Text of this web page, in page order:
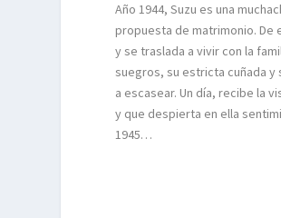
Año 1944, Suzu es una
propuesta de matrimonio. De
y se traslada a vivir con la
suegros, su estricta cuñada y
a escasear. Un día, recibe la
y que despierta en ella
1945…